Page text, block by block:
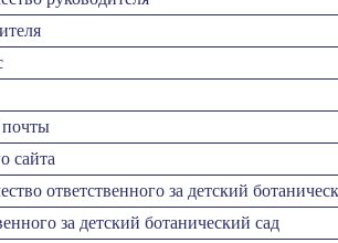
почты
сайта
ответственного за детский
за детский ботанический сад